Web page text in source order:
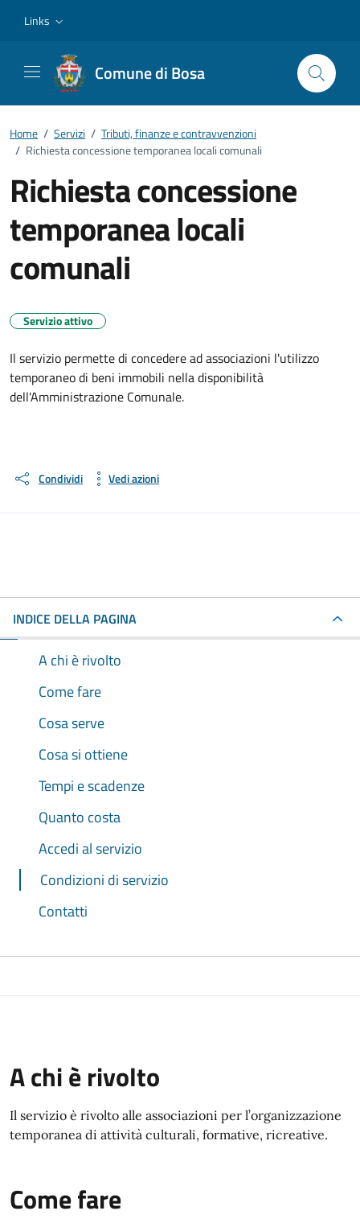
Links
Comune di Bosa
Home / Servizi / Tributi, finanze e contravvenzioni
/ Richiesta concessione temporanea locali comunali
Richiesta concessione
temporanea locali
comunali
Servizio attivo
Il servizio permette di concedere ad associazioni l'utilizzo
temporaneo di beni immobili nella disponibilità
dell'Amministrazione Comunale.
Condividi Vedi azioni
INDICE DELLA PAGINA
A chi è rivolto
Come fare
Cosa serve
Cosa si ottiene
Tempi e scadenze
Quanto costa
Accedi al servizio
Condizioni di servizio
Contatti
A chi è rivolto
Il servizio è rivolto alle associazioni per l’organizzazione
temporanea di attività culturali, formative, ricreative.
Come fare